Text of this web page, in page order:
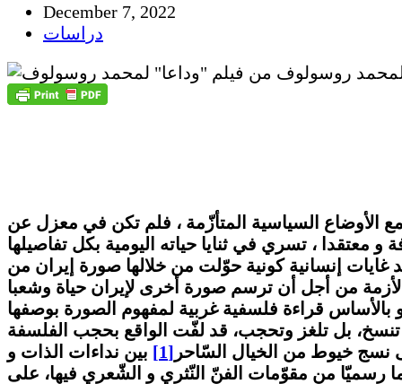
December 7, 2022
دراسات
لمحمد روسولوف
مع الأوضاع السياسية المتأزّمة ، فلم تكن في معزل عن
معتقدا ، تسري في ثنايا حياته اليومية بكل تفاصيلها
غايات إنسانية كونية حوّلت من خلالها صورة إيران من
بالأساس قراءة فلسفية غربية لمفهوم الصورة بوصفها
لا تنسخ، بل تلغز وتحجب، قد لفّت الواقع بحجب الفلسفة
نسج خيوط من الخيال السّاحر [1]
بين نداءات الذات و
رسميّا من مقوّمات الفنّ النّثري و الشّعري فيها، على